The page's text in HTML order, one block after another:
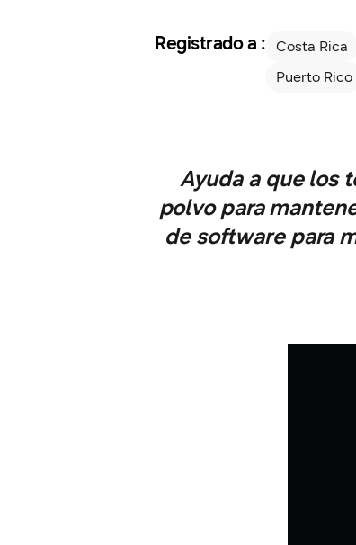
Registrado a : Costa Rica
Puerto Rico
Ayuda a que los
polvo para
de software para